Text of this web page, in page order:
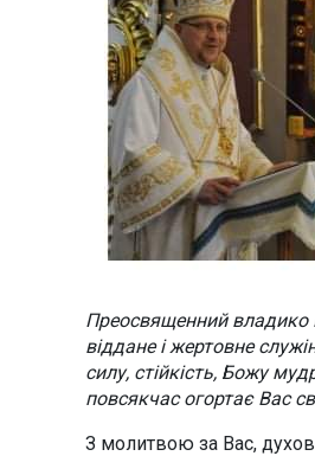
Преосвященний владико
віддане і жертовне
силу, стійкість, Божу
повсякчас огортає Вас
З молитвою за Вас,